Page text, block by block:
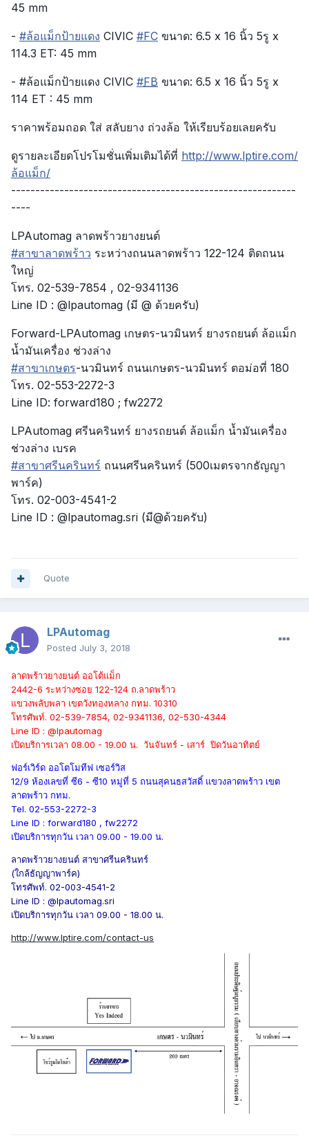
45 mm
- #ล้อแม็กป้ายแดง CIVIC #FC ขนาด: 6.5 x 16 นิ้ว 5รู x
114.3 ET: 45 mm
- #ล้อแม็กป้ายแดง CIVIC #FB ขนาด: 6.5 x 16 นิ้ว 5รู x
114 ET : 45 mm
ราคาพร้อมถอด ใส่ สลับยาง ถ่วงล้อ ให้เรียบร้อยเลยครับ
ดูรายละเอียดโปรโมชั่นเพิ่มเติมได้ที่ http://www.lptire.com/
ล้อแม็ก/
-----------------------------------------------------------
----
LPAutomag ลาดพร้าวยางยนต์
#สาขาลาดพร้าว ระหว่างถนนลาดพร้าว 122-124 ติดถนน
ใหญ่
โทร. 02-539-7854 , 02-9341136
Line ID : @lpautomag (มี @ ด้วยครับ)
Forward-LPAutomag เกษตร-นวมินทร์ ยางรถยนต์ ล้อแม็ก
น้ำมันเครื่อง ช่วงล่าง
#สาขาเกษตร-นวมินทร์ ถนนเกษตร-นวมินทร์ ตอม่อที่ 180
โทร. 02-553-2272-3
Line ID: forward180 ; fw2272
LPAutomag ศรีนครินทร์ ยางรถยนต์ ล้อแม็ก น้ำมันเครื่อง
ช่วงล่าง เบรค
#สาขาศรีนครินทร์ ถนนศรีนครินทร์ (500เมตรจากธัญญา
พาร์ค)
โทร. 02-003-4541-2
Line ID : @lpautomag.sri (มี@ด้วยครับ)
Quote
LPAutomag
Posted July 3, 2018
ลาดพร้าวยางยนต์ ออโต้แม็ก
2442-6 ระหว่างซอย 122-124 ถ.ลาดพร้าว
แขวงพลับพลา เขตวังทองหลาง กทม. 10310
โทรศัพท์. 02-539-7854, 02-9341136, 02-530-4344
Line ID : @lpautomag
เปิดบริการเวลา 08.00 - 19.00 น. วันจันทร์ - เสาร์ ปิดวันอาทิตย์
ฟอร์เวิร์ด ออโตโมทีฟ เซอร์วิส
12/9 ห้องเลขที่ ซี6 - ซี10 หมู่ที่ 5 ถนนสุคนธสวัสดิ์ แขวงลาดพร้าว เขต
ลาดพร้าว กทม.
Tel. 02-553-2272-3
Line ID : forward180 , fw2272
เปิดบริการทุกวัน เวลา 09.00 - 19.00 น.
ลาดพร้าวยางยนต์ สาขาศรีนครินทร์
(ใกล้ธัญญาพาร์ค)
โทรศัพท์. 02-003-4541-2
Line ID : @lpautomag.sri
เปิดบริการทุกวัน เวลา 09.00 - 18.00 น.
http://www.lptire.com/contact-us